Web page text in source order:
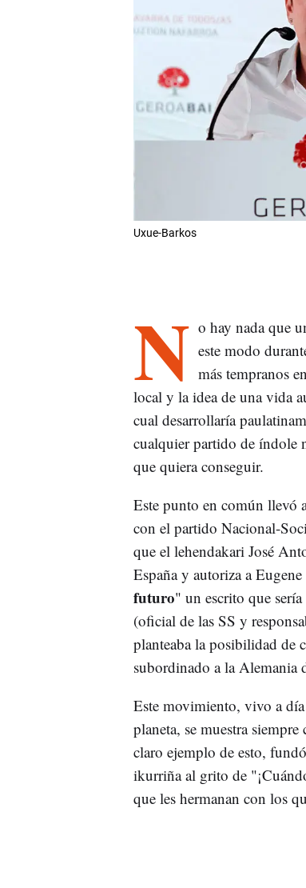
Uxue-Barkos
N o hay nada que
este modo
más tempranos
local y la idea de una vida
cual desarrollaría
cualquier partido de índole
que quiera conseguir.
Este punto en común llevó
con el partido Nacional-
que el lehendakari José
España y autoriza a
futuro" un escrito que
(oficial de las SS y
planteaba la posibilidad de
subordinado a la Alemania
Este movimiento, vivo a
planeta, se muestra siempre
claro ejemplo de esto,
ikurriña al grito de
que les hermanan con los